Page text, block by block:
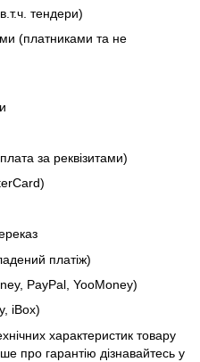
тендери)
(платниками та не
за реквізитами)
платіж)
PayPal, YooMoney)
iBox)
характеристик товару
про гарантію дізнавайтесь у